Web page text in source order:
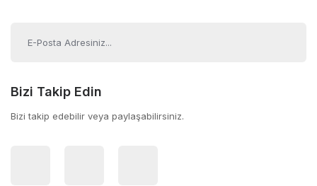
Bizi Takip Edin
Bizi takip edebilir veya paylaşabilirsiniz.